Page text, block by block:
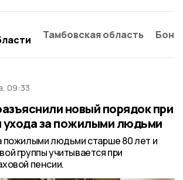
Тамбовская область
09:33
новый порядок при
за пожилыми людьми
пожилыми людьми старше 80 лет и
группы учитывается при
пенсии.